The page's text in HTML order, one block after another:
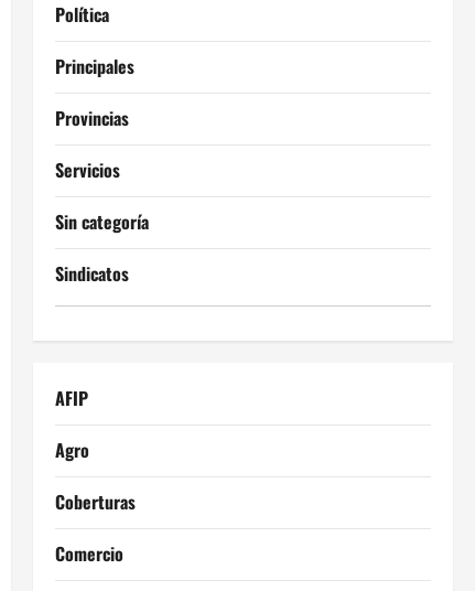
Política
Principales
Provincias
Servicios
Sin categoría
Sindicatos
AFIP
Agro
Coberturas
Comercio